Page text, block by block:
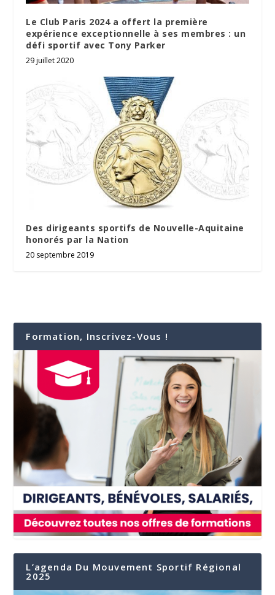
Le Club Paris 2024 a offert la première
expérience exceptionnelle à ses membres : un
défi sportif avec Tony Parker
29 juillet 2020
Des dirigeants sportifs de Nouvelle-Aquitaine
honorés par la Nation
20 septembre 2019
Formation, Inscrivez-Vous !
L’agenda Du Mouvement Sportif Régional
2025